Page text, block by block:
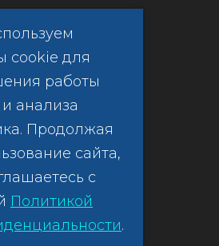
Политика
cookie для
работы
и анализа
Продолжая
сайта,
с
Политикой
.